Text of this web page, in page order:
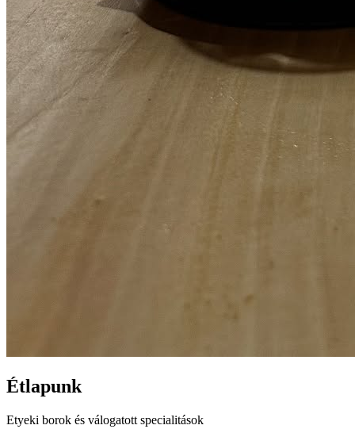
Étlapunk
Etyeki borok és válogatott specialitások